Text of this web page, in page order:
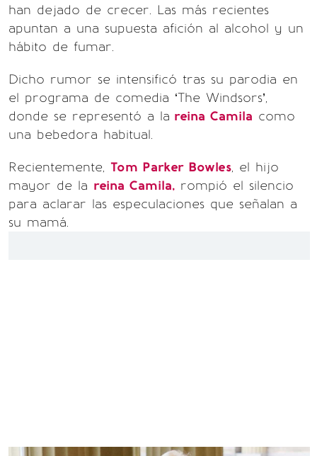
han dejado de crecer. Las más recientes
apuntan a una supuesta afición al alcohol y un
hábito de fumar.
Dicho rumor se intensificó tras su parodia en
el programa de comedia ‘The Windsors’,
donde se representó a la reina Camila como
una bebedora habitual.
Recientemente, Tom Parker Bowles, el hijo
mayor de la reina Camila, rompió el silencio
para aclarar las especulaciones que señalan a
su mamá.